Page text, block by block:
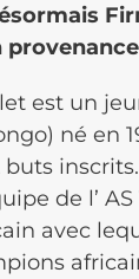
est un
né en
buts inscrits.
de l’
avec